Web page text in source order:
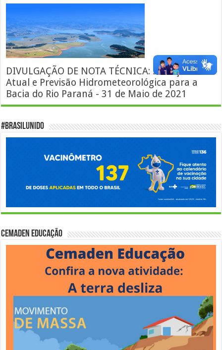
DIVULGAÇÃO DE NOTA TÉCNICA: Situação
Atual e Previsão Hidrometeorológica para a
Bacia do Rio Paraná - 31 de Maio de 2021
#BrasilUnido
Cemaden Educação